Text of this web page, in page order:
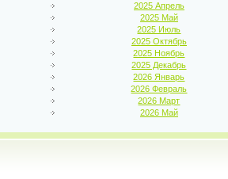
2025 Апрель
2025 Май
2025 Июль
2025 Октябрь
2025 Ноябрь
2025 Декабрь
2026 Январь
2026 Февраль
2026 Март
2026 Май